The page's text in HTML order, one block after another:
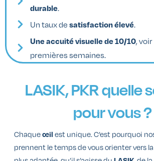
durable.
Un taux de satisfaction élevé.
Uneaccuité visuelle de 10/10,
premières semaines.
LASIK, PKRquelle
pour vous ?
Chaqueœil est unique. C’est pourquoi
prennent le temps de vous orienter vers la